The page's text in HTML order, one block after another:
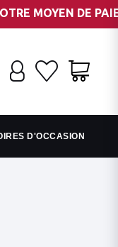
DE PAIEMENT
D'OCCASION